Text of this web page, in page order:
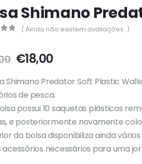
Shimano
( Ainda não existem avaliações. )
O
preço
original
era:
€23,00.
€18,00O
atual
é:
€18,00.
Shimano Predator Soft Plastic
de pesca.
possui 10 saquetas plásticas
e posteriormente novamente
da bolsa disponibiliza ainda
necessários para uma